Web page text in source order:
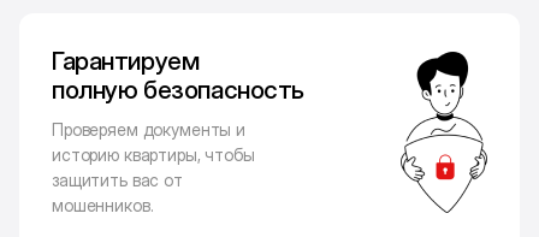
Гарантируем
полную безопасность
Проверяем документы и
историю квартиры, чтобы
защитить вас от
мошенников.